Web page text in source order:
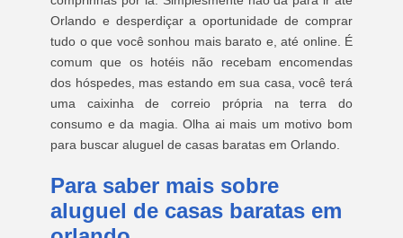
Orlando e desperdiçar a oportunidade de comprar
tudo o que você sonhou mais barato e, até online. É
comum que os hotéis não recebam encomendas
dos hóspedes, mas estando em sua casa, você terá
uma caixinha de correio própria na terra do
consumo e da magia. Olha ai mais um motivo bom
para buscar aluguel de casas baratas em Orlando.
Para saber mais sobre
aluguel de casas baratas em